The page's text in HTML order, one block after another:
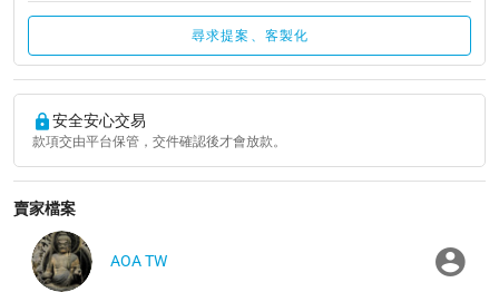
尋求提案、客製化
安全安心交易
款項交由平台保管，交件確認後才會放款。
賣家檔案
AOA TW